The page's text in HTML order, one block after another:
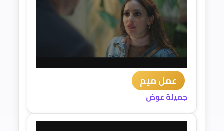
عمل ميم
جميلة عوض